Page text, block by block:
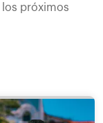
próximos